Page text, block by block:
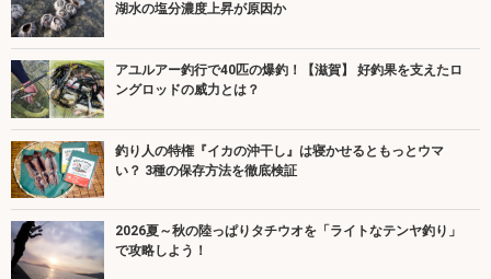
湖水の塩分濃度上昇が原因か
アユルアー釣行で40匹の爆釣！【滋賀】 好釣果を支えたロ
ングロッドの威力とは？
釣り人の特権『イカの沖干し』は寝かせるともっとウマ
い？ 3種の保存方法を徹底検証
2026夏～秋の陸っぱりタチウオを「ライトなテンヤ釣り」
で攻略しよう！